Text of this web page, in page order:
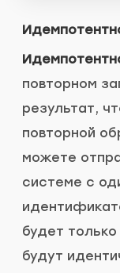
повторном
результат,
повторной
можете
системе с
будет
будут